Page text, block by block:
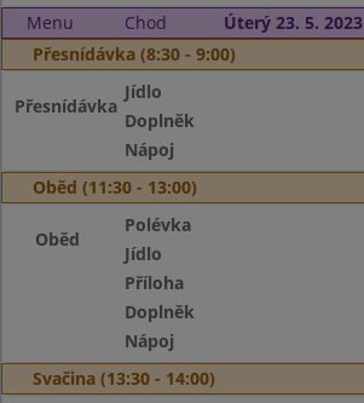
Menu
Chod
Úterý 23. 5. 2023
Přesnídávka (8:30 - 9:00)
Přesnídávka
Jídlo
Doplněk
Nápoj
Oběd (11:30 - 13:00)
Oběd
Polévka
Jídlo
Příloha
Doplněk
Nápoj
Svačina (13:30 - 14:00)